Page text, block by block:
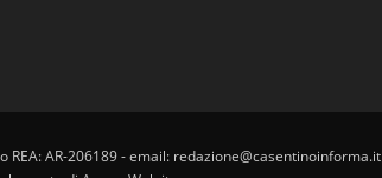
REA: AR-206189 - email: redazione@casentinoinforma.it